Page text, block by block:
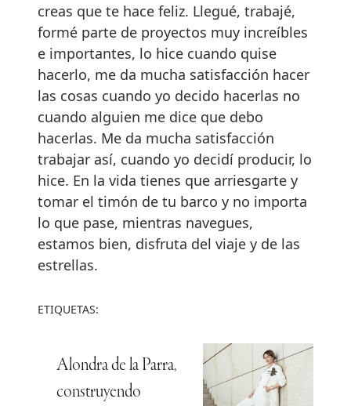
creas que te hace feliz. Llegué, trabajé,
formé parte de proyectos muy increíbles
e importantes, lo hice cuando quise
hacerlo, me da mucha satisfacción hacer
las cosas cuando yo decido hacerlas no
cuando alguien me dice que debo
hacerlas. Me da mucha satisfacción
trabajar así, cuando yo decidí producir, lo
hice. En la vida tienes que arriesgarte y
tomar el timón de tu barco y no importa
lo que pase, mientras navegues,
estamos bien, disfruta del viaje y de las
estrellas.
ETIQUETAS:
Alondra de la Parra,
construyendo